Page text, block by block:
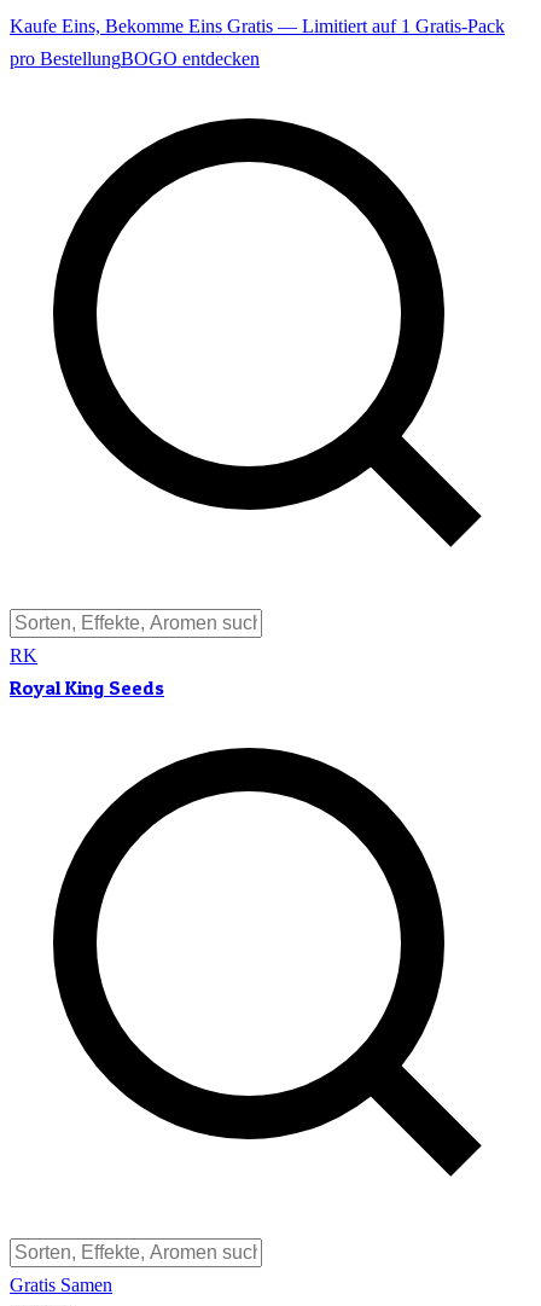
Kaufe Eins, Bekomme Eins Gratis — Limitiert auf 1 Gratis-Pack
pro BestellungBOGO entdecken
RK
Royal King Seeds
Gratis Samen